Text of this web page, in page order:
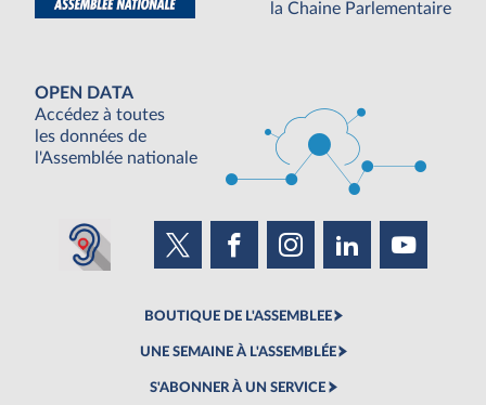
la Chaine Parlementaire
OPEN DATA
Accédez à toutes
les données de
l'Assemblée nationale
BOUTIQUE DE L'ASSEMBLEE
UNE SEMAINE À L'ASSEMBLÉE
S'ABONNER À UN SERVICE